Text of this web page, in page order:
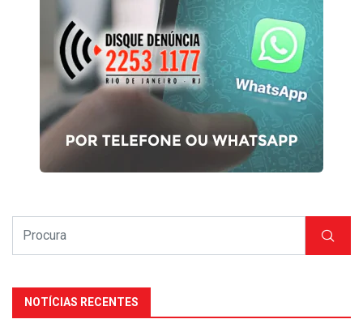
NOTÍCIAS RECENTES